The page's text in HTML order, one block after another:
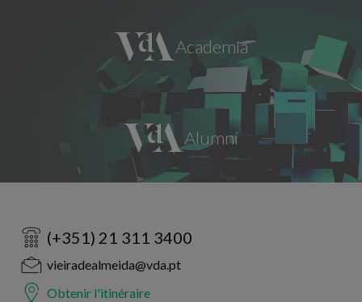
(+351) 21 311 3400
vieiradealmeida@vda.pt
Obtenir l'itinéraire